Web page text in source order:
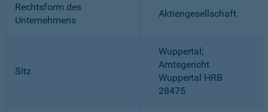
Rechtsform des
Unternehmens
Aktiengesellschaft
Sitz
Wuppertal;
Amtsgericht
Wuppertal HRB
28475